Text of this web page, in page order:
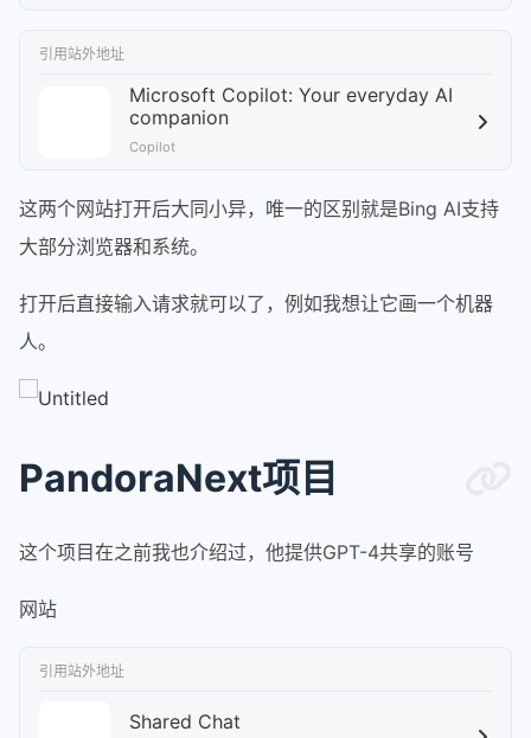
引用站外地址
Microsoft Copilot: Your everyday AI
companion
Copilot
这两个网站打开后大同小异，唯一的区别就是Bing AI支持
大部分浏览器和系统。
打开后直接输入请求就可以了，例如我想让它画一个机器
人。
PandoraNext项目
这个项目在之前我也介绍过，他提供GPT-4共享的账号
网站
引用站外地址
Shared Chat